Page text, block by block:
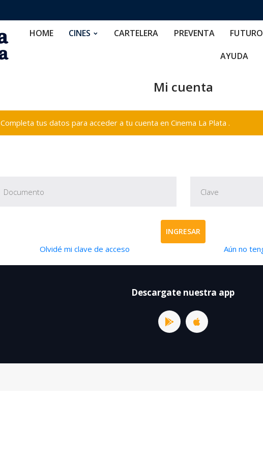
HOME CINES CARTELERA PREVENTA
AYUDA
Mi cuenta
Completa tus datos para acceder a tu cuenta en Cinema La Plata .
INGRESAR
Olvidé mi clave de acceso Aún no
Descargate nuestra app